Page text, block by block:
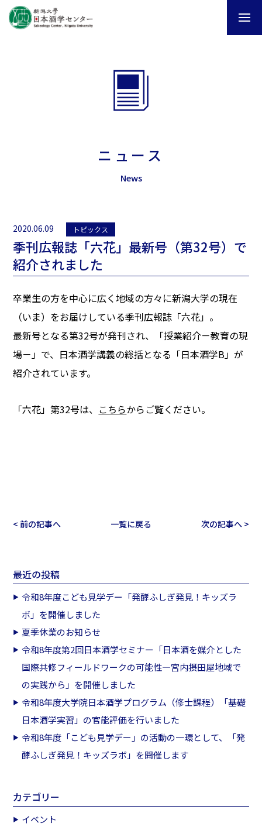
ニュース
News
2020.06.09 トピックス
季刊広報誌「六花」最新号（第32号）で
紹介されました
卒業生の方を中心に広く地域の方々に新潟大学の現在
（いま）をお届けしている季刊広報誌「六花」。
最新号となる第32号が発刊され、「授業紹介－教育の現
場－」で、日本酒学講義の総括となる「日本酒学B」が
紹介されています。
「六花」第32号は、 こちらからご覧ください。
< 前の記事へ 一覧に戻る 次の記事へ >
最近の投稿
令和8年度こども見学デー「発酵ふしぎ発見！キッズラ
ボ」を開催しました
夏季休業のお知らせ
令和8年度第2回日本酒学セミナー「日本酒を媒介とした
国際共修フィールドワークの可能性―宮内摂田屋地域で
の実践から」を開催しました
令和8年度大学院日本酒学プログラム（修士課程）「基礎
日本酒学実習」の官能評価を行いました
令和8年度「こども見学デー」の活動の一環として、「発
酵ふしぎ発見！キッズラボ」を開催します
カテゴリー
イベント